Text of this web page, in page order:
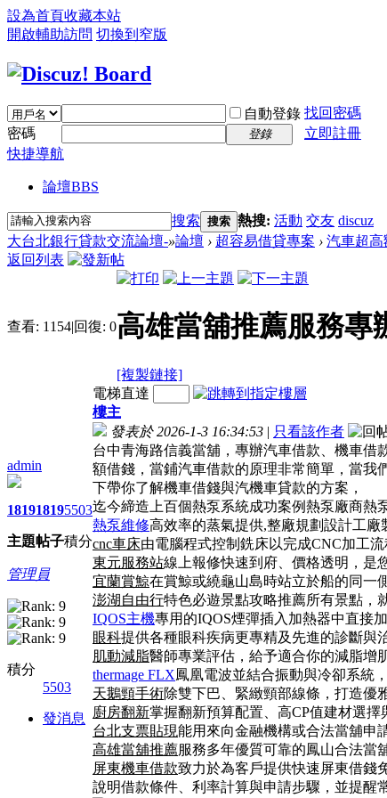
設為首頁收藏本站
開啟輔助訪問 切換到窄版
自動登錄 找回密碼
密碼
登錄
立即註冊
快捷導航
論壇BBS
搜索 搜索 熱搜: 活動 交友 discuz
大台北銀行貸款交流論壇-»論壇 › 超容易借貸專案 › 汽車超高
返回列表
查看: 1154|回復: 0高雄當舖推薦服務專
[複製鏈接]
admin
1819
主題
1819
帖子
5503
積分
管理員
積分
5503
發消息
電梯直達
樓主
發表於 2026-1-3 16:34:53 | 只看該作者
台中青海路信義當舖，專辦汽車借款、機車
額借錢，當鋪汽車借款的原理非常簡單，當我
下帶你了解機車借錢與汽機車貸款的方案，
迄今締造上百個熱泵系統成功案例熱泵廠商熱
熱泵維修高效率的蒸氣提供,整廠規劃設計工廠
cnc車床由電腦程式控制銑床以完成CNC加工流
東元服務站線上報修快速到府、價格透明，是
宜蘭賞鯨在賞鯨或繞龜山島時站立於船的同一
澎湖自由行特色必遊景點攻略推薦所有景點，
IQOS主機專用的IQOS煙彈插入加熱器中直接
眼科提供各種眼科疾病更專精及先進的診斷與
肌動減脂醫師專業評估，給予適合你的減脂增
thermage FLX鳳凰電波並結合振動與冷卻系統
天鵝頸手術除雙下巴、緊緻頸部線條，打造優
廚房翻新掌握翻新預算配置、高CP值建材選擇
台北支票貼現能用來向金融機構或合法當舖申
高雄當舖推薦服務多年優質可靠的鳳山合法當
屏東機車借款致力於為客戶提供快速屏東借錢
說明借款條件、利率計算與申請步驟，並提醒